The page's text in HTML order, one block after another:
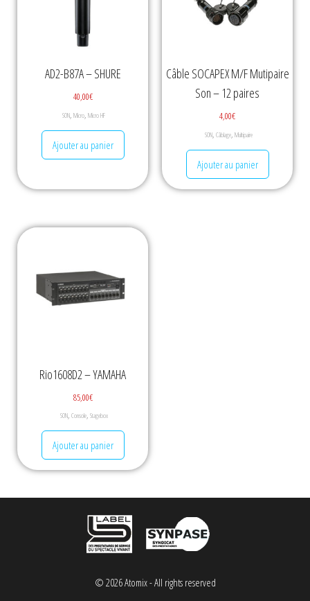
AD2-B87A – SHURE
40,00€
SON, Micro, Micro HF
Ajouter au panier
Câble SOCAPEX M/F Mutipaire
Son – 12 paires
4,00€
SON, Câblage, Multipaire
Ajouter au panier
Rio1608D2 – YAMAHA
85,00€
SON, Console, Stagebox
Ajouter au panier
© 2026 Atomix - All rights reserved